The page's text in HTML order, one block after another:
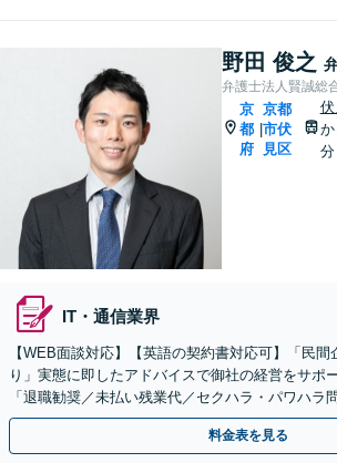
野田 俊之
弁護士法人賢誠総
京
都
府
京都
市伏
見区
分
IT・通信業界
【WEB面談対応】【英語の契約書対応可】「民
り」実態に即したアドバイスで御社の経営をサポ
「退職勧奨／未払い残業代／セクハラ・パワハラ
の対応も可能」【休日・夜間相談可】
料金表を見る